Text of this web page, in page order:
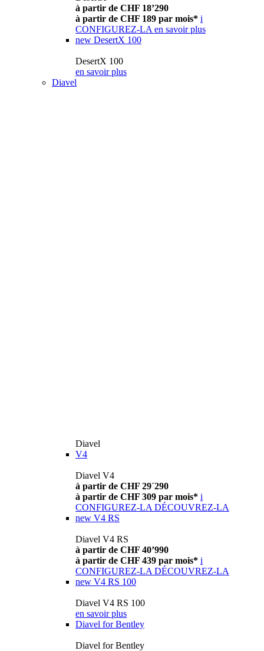
à partir de CHF 18’290
à partir de CHF 189 par mois* i
CONFIGUREZ-LA en savoir plus
new DesertX 100
DesertX 100
en savoir plus
Diavel
Diavel
V4
Diavel V4
à partir de CHF 29´290
à partir de CHF 309 par mois* i
CONFIGUREZ-LA DÉCOUVREZ-LA
new V4 RS
Diavel V4 RS
à partir de CHF 40’990
à partir de CHF 439 par mois* i
CONFIGUREZ-LA DÉCOUVREZ-LA
new V4 RS 100
Diavel V4 RS 100
en savoir plus
Diavel for Bentley
Diavel for Bentley